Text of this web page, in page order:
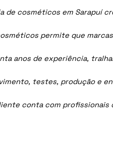
de cosméticos em Sarapuí
permite que
anos de experiência,
testes, produção e
conta com profissionais